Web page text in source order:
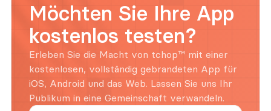
Möchten Sie Ihre App
kostenlos testen?
Erleben Sie die Macht von tchop™ mit einer
kostenlosen, vollständig gebrandeten App für
iOS, Android und das Web. Lassen Sie uns Ihr
Publikum in eine Gemeinschaft verwandeln.